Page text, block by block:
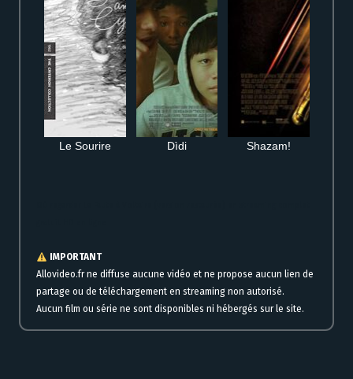
Le Sourire Dìdi Shazam!
IMPORTANT
Allovideo.fr ne diffuse aucune vidéo et ne propose aucun lien de
partage ou de téléchargement en streaming non autorisé.
Aucun film ou série ne sont disponibles ni hébergés sur le site.